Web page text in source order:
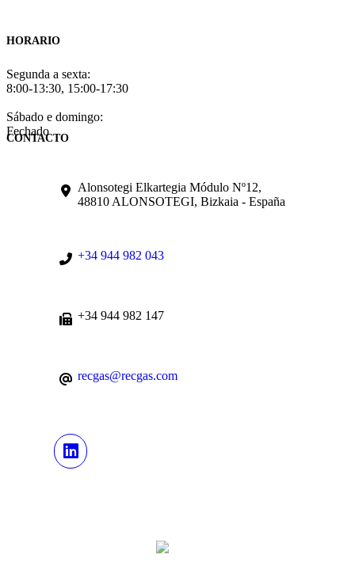
HORARIO
Segunda a sexta:
8:00-13:30, 15:00-17:30
Sábado e domingo:
Fechado
CONTACTO
Alonsotegi Elkartegia Módulo Nº12,
48810 ALONSOTEGI, Bizkaia - España
+34 944 982 043
+34 944 982 147
recgas@recgas.com